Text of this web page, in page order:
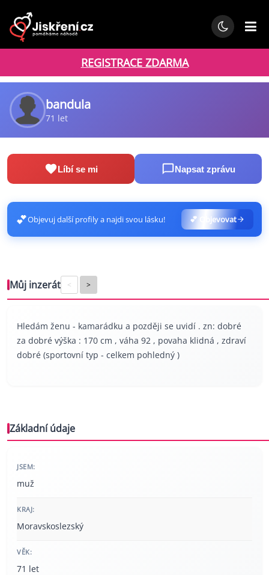
REGISTRACE ZDARMA
bandula
71 let
Líbí se mi Napsat zprávu
💕Objevuj další profily a najdi svou lásku! 💕 Objevovat
Můj inzerát < >
Hledám ženu - kamarádku a později se uvidí . zn: dobré
za dobré výška : 170 cm , váha 92 , povaha klidná , zdraví
dobré (sportovní typ - celkem pohledný )
Základní údaje
JSEM:
muž
KRAJ:
Moravskoslezský
VĚK:
71 let